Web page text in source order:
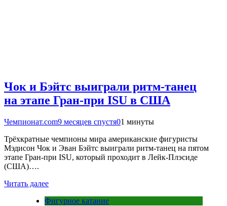
Чок и Бэйтс выиграли ритм-танец
на этапе Гран-при ISU в США
Чемпионат.com9 месяцев спустя01 минуты
Трёхкратные чемпионы мира американские фигуристы
Мэдисон Чок и Эван Бэйтс выиграли ритм-танец на пятом
этапе Гран-при ISU, который проходит в Лейк-Плэсиде
(США)….
Читать далее
Фигурное катание